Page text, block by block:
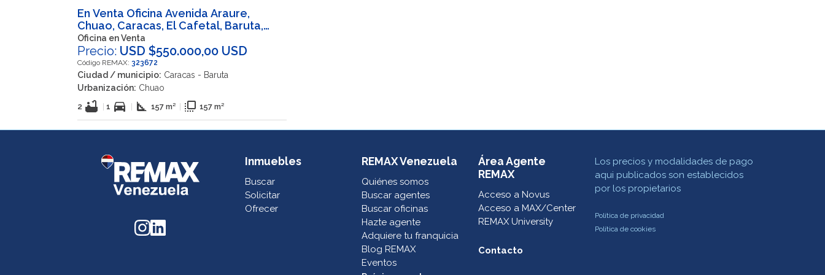
En Venta Oficina Avenida Araure,
Chuao, Caracas, El Cafetal, Baruta,
Miranda, 1061, VEN
Oficina en Venta
Precio: USD $550.000,00 USD
Código REMAX: 323672
Ciudad / municipio: Caracas - Baruta
Urbanización: Chuao
2 bathtub | 1 directions_car | square_foot 157 m² | flip_to_front 157 m²
Inmuebles
Buscar
Solicitar
Ofrecer
REMAX Venezuela
Quiénes somos
Buscar agentes
Buscar oficinas
Hazte agente
Adquiere tu franquicia
Blog REMAX
Eventos
Área Agente
REMAX
Acceso a Novus
Acceso a MAX/Center
REMAX University
Contacto
Los precios y modalidades de pago
aqui publicados son establecidos
por los propietarios
Política de privacidad
Política de cookies